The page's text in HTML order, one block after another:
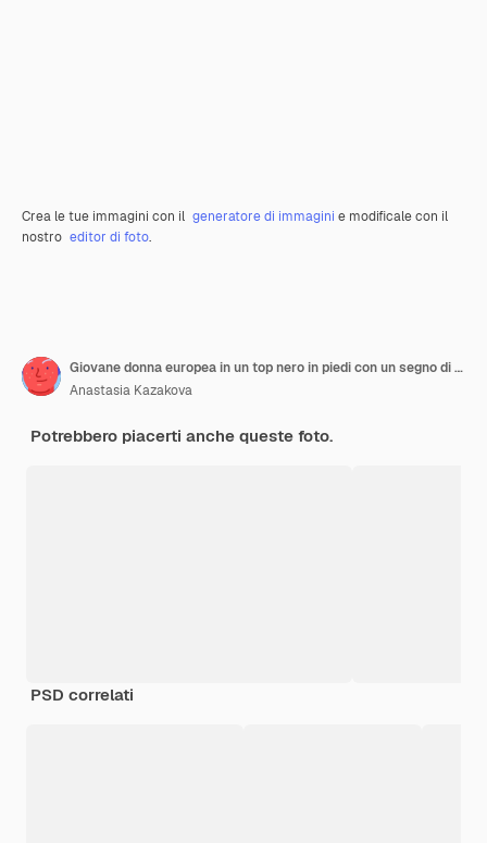
Crea le tue immagini con il generatore di immagini e modificale con il
nostro editor di foto.
Giovane donna europea in un top nero in piedi con un segno di nastro sul petto per sostenere ottobre rosa e femmine che combattono il cancro al seno studio anonimo girato foto di alta qualità su sfondo bianco
Anastasia Kazakova
Potrebbero piacerti anche queste foto.
PSD correlati